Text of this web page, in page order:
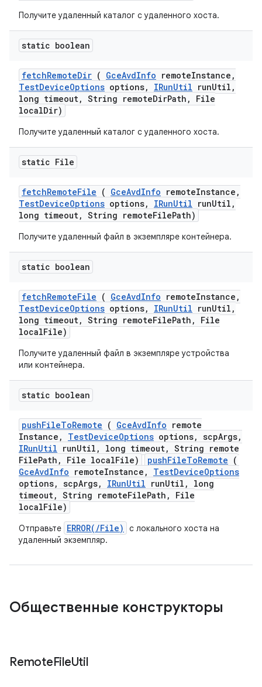
Получите удаленный каталог с удаленного хоста.
static boolean
fetchRemoteDir ( GceAvdInfo remoteInstance ,
TestDeviceOptions options, IRunUtil runUtil ,
long timeout, String remoteDirPath ,
File
localDir)
Получите удаленный каталог с удаленного хоста.
static File
fetchRemoteFile ( GceAvdInfo remoteInstance ,
TestDeviceOptions options, IRunUtil runUtil ,
long timeout, String remoteFilePath)
Получите удаленный файл в экземпляре контейнера.
static boolean
fetchRemoteFile ( GceAvdInfo remoteInstance ,
TestDeviceOptions options, IRunUtil runUtil ,
long timeout, String remoteFilePath ,
File
localFile)
Получите удаленный файл в экземпляре устройства
или контейнера.
static boolean
pushFileToRemote ( GceAvdInfo remote
Instance , TestDeviceOptions options, scpArgs,
IRunUtil runUtil , long timeout, String remote
FilePath , File localFile) pushFileToRemote (
GceAvdInfo remoteInstance, TestDeviceOptions
options, scpArgs, IRunUtil runUtil, long
timeout, String remoteFilePath, File
localFile)
Отправьте ERROR(/File)
с локального хоста на
удаленный экземпляр.
Общественные конструкторы
RemoteFileUtil